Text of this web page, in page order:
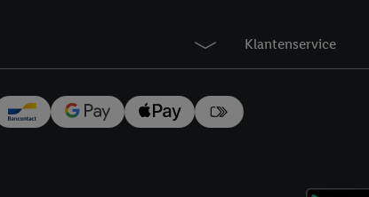
Klantenservice